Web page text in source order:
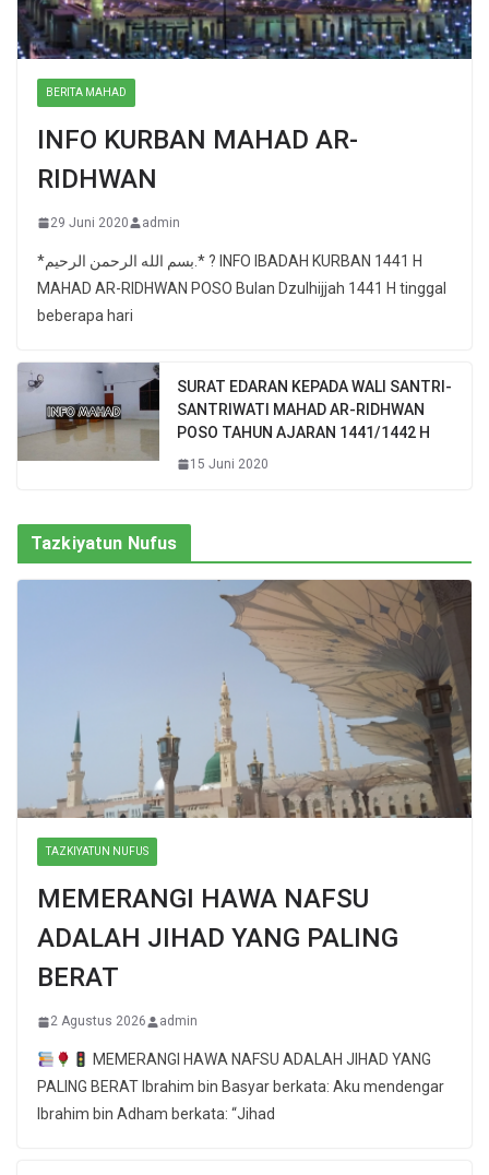
BERITA MAHAD
INFO KURBAN MAHAD AR-
RIDHWAN
29 Juni 2020 admin
*بسم الله الرحمن الرحيم.* ? INFO IBADAH KURBAN 1441 H
MAHAD AR-RIDHWAN POSO Bulan Dzulhijjah 1441 H tinggal
beberapa hari
SURAT EDARAN KEPADA WALI SANTRI-
SANTRIWATI MAHAD AR-RIDHWAN
POSO TAHUN AJARAN 1441/1442 H
15 Juni 2020
Tazkiyatun Nufus
TAZKIYATUN NUFUS
MEMERANGI HAWA NAFSU
ADALAH JIHAD YANG PALING
BERAT
2 Agustus 2026 admin
MEMERANGI HAWA NAFSU ADALAH JIHAD YANG
PALING BERAT Ibrahim bin Basyar berkata: Aku mendengar
Ibrahim bin Adham berkata: “Jihad